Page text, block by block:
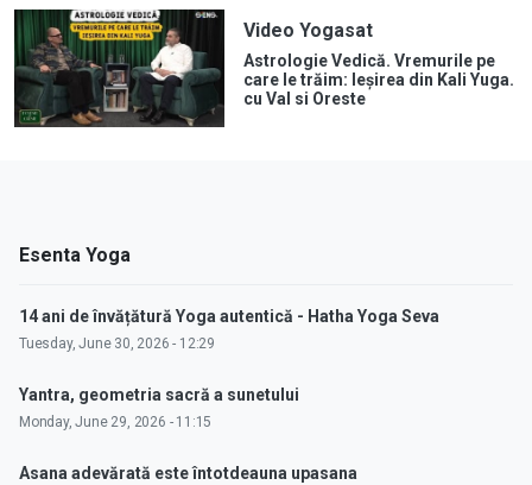
Video Yogasat
Astrologie Vedică. Vremurile pe
care le trăim: Ieșirea din Kali Yuga.
cu Val si Oreste
Esenta Yoga
14 ani de învățătură Yoga autentică - Hatha Yoga Seva
Tuesday, June 30, 2026 - 12:29
Yantra, geometria sacră a sunetului
Monday, June 29, 2026 - 11:15
Asana adevărată este întotdeauna upasana